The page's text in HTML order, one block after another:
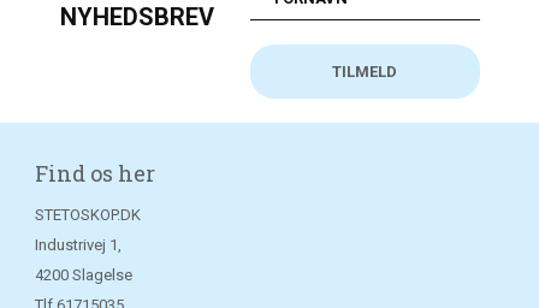
NYHEDSBREV
Find os her
STETOSKOP.DK
Industrivej 1,
4200 Slagelse